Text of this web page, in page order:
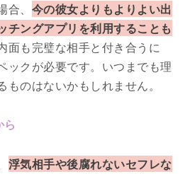
、 今の彼女よりもよりよい出
チングアプリを利用することも
面も完璧な相手と付き合うに
ックが必要です。いつまでも理
のはないかもしれません。
ら
浮気相手や後腐れないセフレな